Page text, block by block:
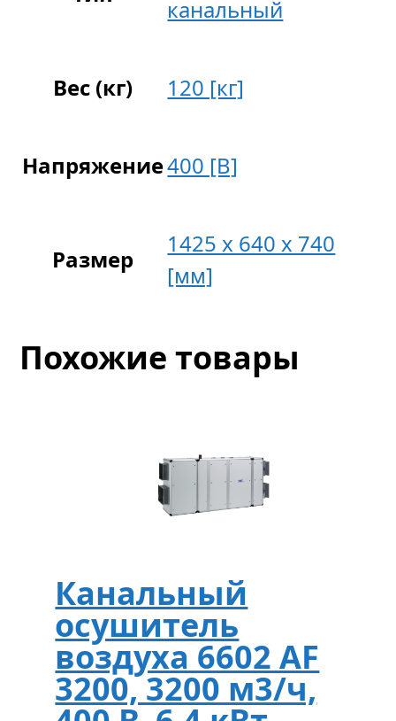
канальный
Вес (кг) 120 [кг]
Напряжение400 [В]
Размер
1425 x 640 x 740
[мм]
Похожие товары
Канальный
осушитель
воздуха 6602 AF
3200, 3200 м3/ч,